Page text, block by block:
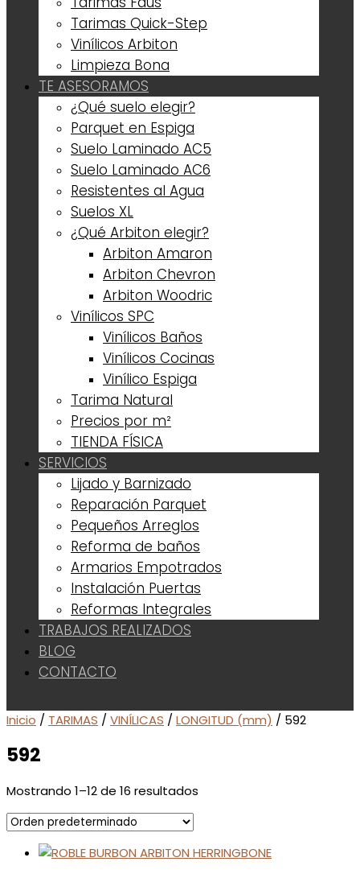
Tarimas Quick-Step
Vinílicos Arbiton
Limpieza Bona
TE ASESORAMOS
¿Qué suelo elegir?
Parquet en Espiga
Suelo Laminado AC5
Suelo Laminado AC6
Resistentes al Agua
Suelos XL
¿Qué Arbiton elegir?
Arbiton Amaron
Arbiton Chevron
Arbiton Woodric
Vinílicos SPC
Vinílicos Baños
Vinílicos Cocinas
Vinílico Espiga
Tarima Natural
Precios por m²
TIENDA FÍSICA
SERVICIOS
Lijado y Barnizado
Reparación Parquet
Pequeños Arreglos
Reforma de baños
Armarios Empotrados
Instalación Puertas
Reformas Integrales
TRABAJOS REALIZADOS
BLOG
CONTACTO
Inicio / TARIMAS / VINÍLICAS / LONGITUD (mm) / 592
592
Mostrando 1–12 de 16 resultados